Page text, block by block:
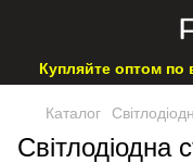
Купляйте оптом по
Каталог
Світлодіодна